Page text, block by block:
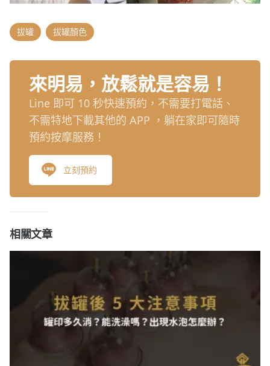
拔罐 拔罐顏色
來明易，放鬆就是容易！
Line 即可 10 秒快速預約，不需要打電話、
不需特地下載其他的 APP ，躺在家即可隨時
預約按摩服務！
立刻預約
相關文章